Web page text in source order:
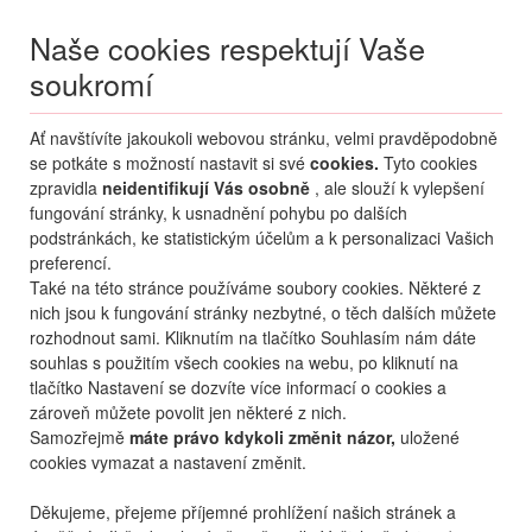
Naše cookies respektují Vaše
soukromí
Ať navštívíte jakoukoli webovou stránku, velmi pravděpodobně
se potkáte s možností nastavit si své cookies. Tyto cookies
zpravidla neidentifikují Vás osobně , ale slouží k vylepšení
fungování stránky, k usnadnění pohybu po dalších
podstránkách, ke statistickým účelům a k personalizaci Vašich
preferencí.
Také na této stránce používáme soubory cookies. Některé z
nich jsou k fungování stránky nezbytné, o těch dalších můžete
rozhodnout sami. Kliknutím na tlačítko Souhlasím nám dáte
souhlas s použitím všech cookies na webu, po kliknutí na
tlačítko Nastavení se dozvíte více informací o cookies a
zároveň můžete povolit jen některé z nich.
Samozřejmě máte právo kdykoli změnit názor, uložené
cookies vymazat a nastavení změnit.
Děkujeme, přejeme příjemné prohlížení našich stránek a
Menu
MojePřihlášení
+420 270 007 007 po - ne 8 - 21 hod.